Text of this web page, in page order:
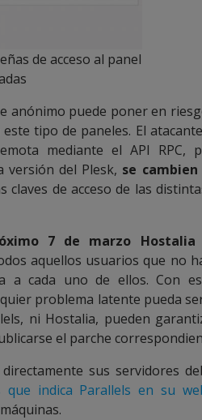
de acceso al panel
anónimo puede poner en
tipo de paneles. El
mediante el API RPC,
versión del Plesk, se
claves de acceso de las
7 de marzo Hostalia
aquellos usuarios que no
a cada uno de ellos. Con
problema latente pueda
ni Hostalia, pueden
el parche
sus servidores
que indica Parallels en su